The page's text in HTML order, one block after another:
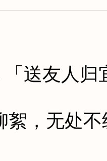
送友人归
，无处不